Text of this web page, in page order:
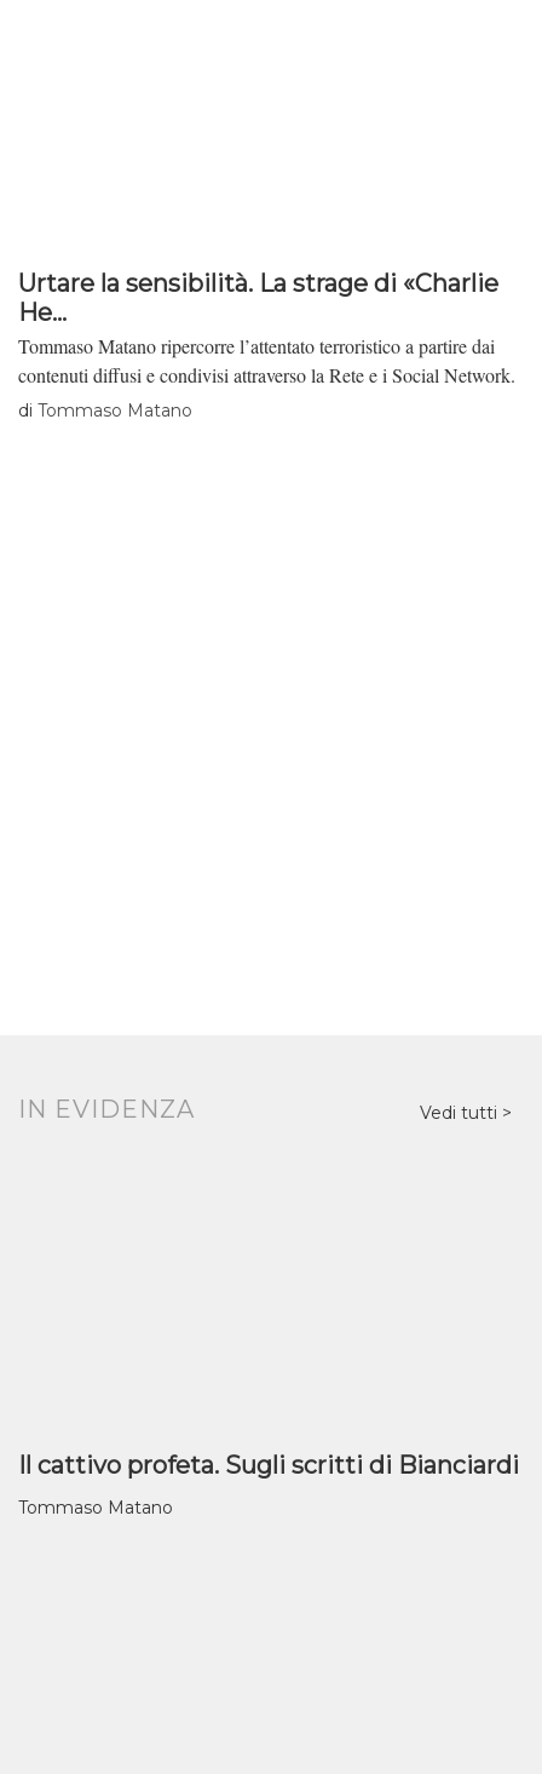
Urtare la sensibilità. La strage di «Charlie
He...
Tommaso Matano ripercorre l’attentato terroristico a partire dai
contenuti diffusi e condivisi attraverso la Rete e i Social Network.
di Tommaso Matano
IN EVIDENZA Vedi tutti
Il cattivo profeta. Sugli scritti di Bianciardi
Tommaso Matano